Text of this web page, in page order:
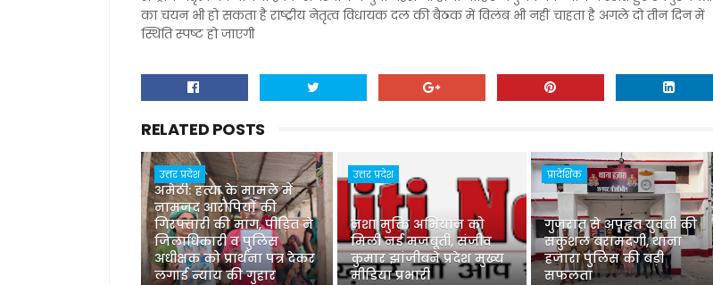
का चयन भी हो सकता है राष्ट्रीय नेतृत्व विधायक दल की बैठक में विलंब भी नहीं चाहता है अगले दो तीन दिन में
स्थिति स्पष्ट हो जाएगी
RELATED POSTS
उत्तर प्रदेश
अमेठी: हत्या के मामले में
नामजद आरोपियों की
गिरफ्तारी की मांग, पीड़ित ने
जिलाधिकारी व पुलिस
अधीक्षक को प्रार्थना पत्र देकर
लगाई न्याय की गुहार
उत्तर प्रदेश
नशा मुक्ति अभियान को
मिली नई मजबूती, संजीव
कुमार झांजीबने प्रदेश मुख्य
मीडिया प्रभारी
प्रादेशिक
गुजरात से अपहृत युवती की
सकुशल बरामदगी, थाना
हजारा पुलिस की बड़ी
सफलता